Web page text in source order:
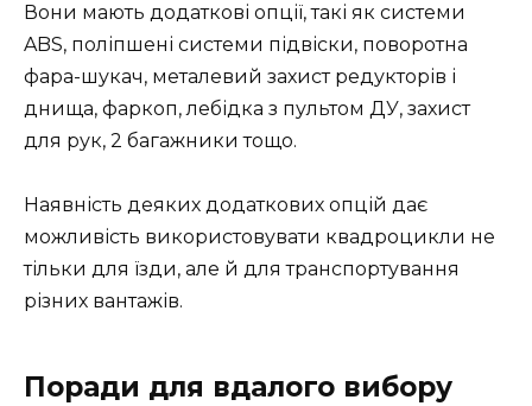
Вони мають додаткові опції, такі як системи
ABS, поліпшені системи підвіски, поворотна
фара-шукач, металевий захист редукторів і
днища, фаркоп, лебідка з пультом ДУ, захист
для рук, 2 багажники тощо.
Наявність деяких додаткових опцій дає
можливість використовувати квадроцикли не
тільки для їзди, але й для транспортування
різних вантажів.
Поради для вдалого вибору